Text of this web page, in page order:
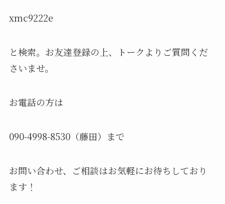
xmc9222e
と検索。お友達登録の上、トークよりご質問くだ
さいませ。
お電話の方は
090-4998-8530（藤田）まで
お問い合わせ、ご相談はお気軽にお待ちしており
ます！